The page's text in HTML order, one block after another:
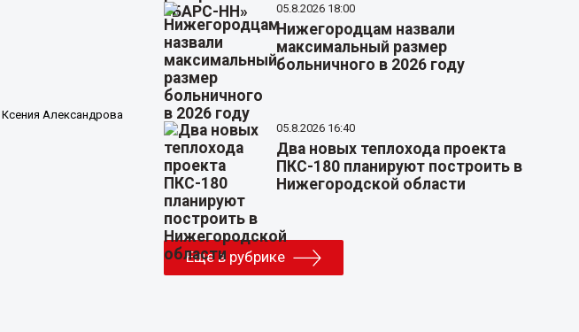
Ксения Александрова
05.8.2026 18:00
Нижегородцам назвали
максимальный размер
больничного в 2026 году
05.8.2026 16:40
Два новых теплохода проекта
ПКС-180 планируют построить в
Нижегородской области
Еще в рубрике